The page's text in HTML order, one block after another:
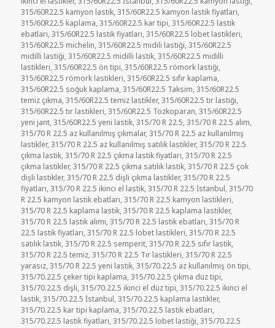
315/60R22.5 kamyon lastik,315/60R22.5 kamyon lastik fiyatları,
315/60R22.5 kaplama,315/60R22.5 kar tipi,315/60R22.5 lastik
ebatları,315/60R22.5 lastik fiyatları,315/60R22.5 lobet lastikleri,
315/60R22.5 michelin,315/60R22.5 midili lastiği,315/60R22.5
midilli lastiği,315/60R22.5 midilli lastik,315/60R22.5 midilli
lastikleri,315/60R22.5 ön tipi,315/60R22.5 römork lastiği,
315/60R22.5 römork lastikleri,315/60R22.5 sıfır kaplama,
315/60R22.5 soğuk kaplama,315/60R22.5 Taksim,315/60R22.5
temiz çıkma,315/60R22.5 temiz lastikler,315/60R22.5 tır lastiği,
315/60R22.5 tır lastikleri,315/60R22.5 Tozkoparan,315/60R22.5
yeni jant,315/60R22.5 yeni lastik,315/70 R 22.5,315/70 R 22.5 alım,
315/70 R 22.5 az kullanılmış çıkmalar,315/70 R 22.5 az kullanılmış
lastikler,315/70 R 22.5 az kullanılmış satılık lastikler,315/70 R 22.5
çıkma lastik,315/70 R 22.5 çıkma lastik fiyatları,315/70 R 22.5
çıkma lastikler,315/70 R 22.5 çıkma satılık lastik,315/70 R 22.5 çok
dişli lastikler,315/70 R 22.5 dişli çıkma lastikler,315/70 R 22.5
fiyatları,315/70 R 22.5 ikinci el lastik,315/70 R 22.5 İstanbul,315/70
R 22.5 kamyon lastik ebatları,315/70 R 22.5 kamyon lastikleri,
315/70 R 22.5 kaplama lastik,315/70 R 22.5 kaplama lastikler,
315/70 R 22.5 lastik alımı,315/70 R 22.5 lastik ebatları,315/70 R
22.5 lastik fiyatları,315/70 R 22.5 lobet lastikleri,315/70 R 22.5
satılık lastik,315/70 R 22.5 semperit,315/70 R 22.5 sıfır lastik,
315/70 R 22.5 temiz,315/70 R 22.5 Tır lastikleri,315/70 R 22.5
yarasız,315/70 R 22.5 yeni lastik,315/70.22.5 az kullanılmış ön tipi,
315/70.22.5 çeker tipi kaplama,315/70.22.5 çıkma düz tipi,
315/70.22.5 dişli,315/70.22.5 ikinci el düz tipi,315/70.22.5 ikinci el
lastik,315/70.22.5 İstanbul,315/70.22.5 kaplama lastikler,
315/70.22.5 kar tipi kaplama,315/70.22.5 lastik ebatları,
315/70.22.5 lastik fiyatları,315/70.22.5 lobet lastiği,315/70.22.5